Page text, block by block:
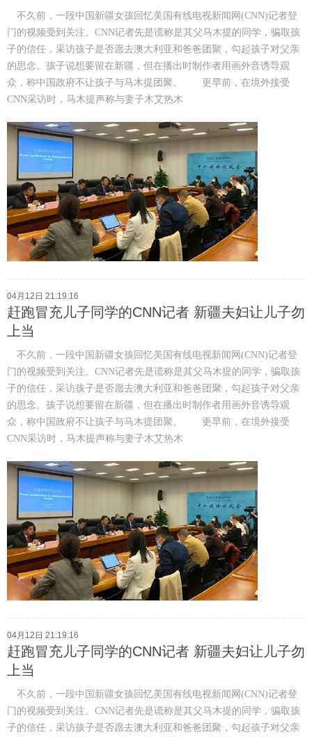
不久前，一段中国新疆女孩回忆美国有线电视新闻网(CNN)记者登
门的视频受到关注。CNN记者先是谎称是其父马木提的同学，骗取孩
子的信任，采访孩子是否愿去澳大利亚和爸爸团聚，勾起孩子对父亲
的思念。孩子说想要留在新疆，但在播出时制作者用画外音诱导观
众，称中国政府不让孩子与马木提团聚。 更早前，在境外接受
CNN采访时，马木提声称与妻子木艾热木
04月12日 21:19:16
赶跑冒充儿子同学的CNN记者 新疆夫妇让儿子勿
上当
不久前，一段中国新疆女孩回忆美国有线电视新闻网(CNN)记者登
门的视频受到关注。CNN记者先是谎称是其父马木提的同学，骗取孩
子的信任，采访孩子是否愿去澳大利亚和爸爸团聚，勾起孩子对父亲
的思念。孩子说想要留在新疆，但在播出时制作者用画外音诱导观
众，称中国政府不让孩子与马木提团聚。 更早前，在境外接受
CNN采访时，马木提声称与妻子木艾热木
04月12日 21:19:16
赶跑冒充儿子同学的CNN记者 新疆夫妇让儿子勿
上当
不久前，一段中国新疆女孩回忆美国有线电视新闻网(CNN)记者登
门的视频受到关注。CNN记者先是谎称是其父马木提的同学，骗取孩
子的信任，采访孩子是否愿去澳大利亚和爸爸团聚，勾起孩子对父亲